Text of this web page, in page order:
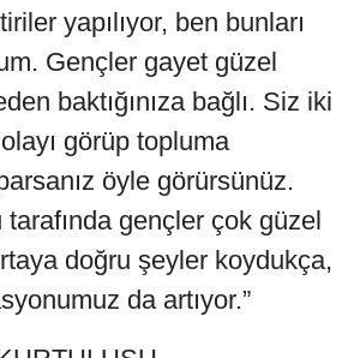
yapılıyor, ben bunları
Gençler gayet güzel
baktığınıza bağlı. Siz iki
görüp topluma
öyle görürsünüz.
tarafında gençler çok güzel
doğru şeyler koydukça,
da artıyor.”